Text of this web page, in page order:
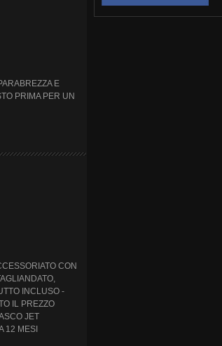
E
PRIMA PER UN
CON
INCLUSO -
IL PREZZO
JET
12 MESI